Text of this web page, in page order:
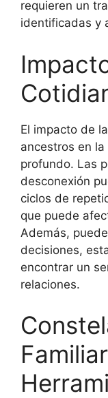
requieren un
identificadas y
El impacto de
ancestros en
profundo. Las
desconexión
ciclos de
que puede
Además,
decisiones,
encontrar un
relaciones.